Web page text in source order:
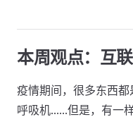
本周观点：互
疫情期间，很多东西
呼吸机……但是，有一